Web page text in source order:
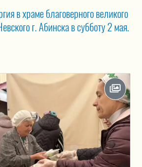
в храме благоверного великого
г. Абинска в субботу 2 мая.